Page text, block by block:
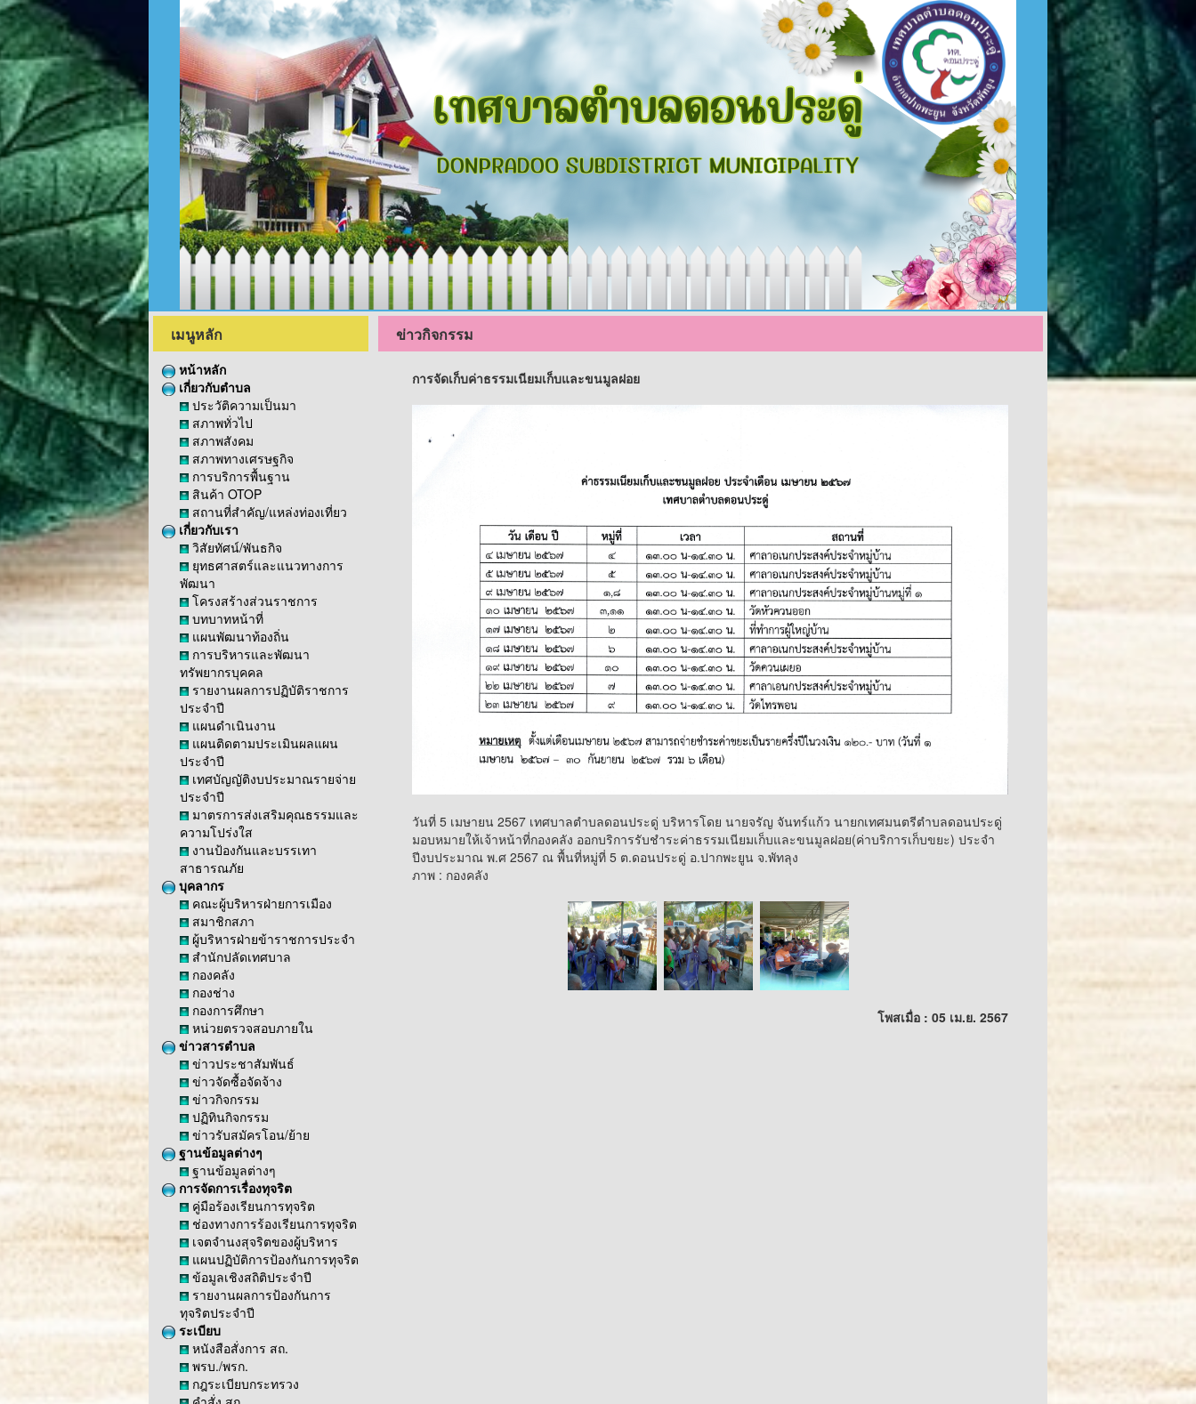
เมนูหลัก
หน้าหลัก
เกี่ยวกับตำบล
ประวัติความเป็นมา
สภาพทั่วไป
สภาพสังคม
สภาพทางเศรษฐกิจ
การบริการพื้นฐาน
สินค้า OTOP
สถานที่สำคัญ/แหล่งท่องเที่ยว
เกี่ยวกับเรา
วิสัยทัศน์/พันธกิจ
ยุทธศาสตร์และแนวทางการ
พัฒนา
โครงสร้างส่วนราชการ
บทบาทหน้าที่
แผนพัฒนาท้องถิ่น
การบริหารและพัฒนา
ทรัพยากรบุคคล
รายงานผลการปฏิบัติราชการ
ประจำปี
แผนดำเนินงาน
แผนติดตามประเมินผลแผน
ประจำปี
เทศบัญญัติงบประมาณรายจ่าย
ประจำปี
มาตรการส่งเสริมคุณธรรมและ
ความโปร่งใส
งานป้องกันและบรรเทา
สาธารณภัย
บุคลากร
คณะผู้บริหารฝ่ายการเมือง
สมาชิกสภา
ผู้บริหารฝ่ายข้าราชการประจำ
สำนักปลัดเทศบาล
กองคลัง
กองช่าง
กองการศึกษา
หน่วยตรวจสอบภายใน
ข่าวสารตำบล
ข่าวประชาสัมพันธ์
ข่าวจัดซื้อจัดจ้าง
ข่าวกิจกรรม
ปฏิทินกิจกรรม
ข่าวรับสมัครโอน/ย้าย
ฐานข้อมูลต่างๆ
ฐานข้อมูลต่างๆ
การจัดการเรื่องทุจริต
คู่มือร้องเรียนการทุจริต
ช่องทางการร้องเรียนการทุจริต
เจตจำนงสุจริตของผู้บริหาร
แผนปฏิบัติการป้องกันการทุจริต
ข้อมูลเชิงสถิติประจำปี
รายงานผลการป้องกันการ
ทุจริตประจำปี
ระเบียบ
หนังสือสั่งการ สถ.
พรบ./พรก.
กฎระเบียบกระทรวง
ข่าวกิจกรรม
การจัดเก็บค่าธรรมเนียมเก็บและขนมูลฝอย
วันที่ 5 เมษายน 2567 เทศบาลตำบลดอนประดู่ บริหารโดย นายจรัญ จันทร์แก้ว นายกเทศมนตรีตำบลดอนประดู่
มอบหมายให้เจ้าหน้าที่กองคลัง ออกบริการรับชำระค่าธรรมเนียมเก็บและขนมูลฝอย(ค่าบริการเก็บขยะ) ประจำ
ปีงบประมาณ พ.ศ 2567 ณ พื้นที่หมู่ที่ 5 ต.ดอนประดู่ อ.ปากพะยูน จ.พัทลุง
ภาพ : กองคลัง
โพสเมื่อ : 05 เม.ย. 2567